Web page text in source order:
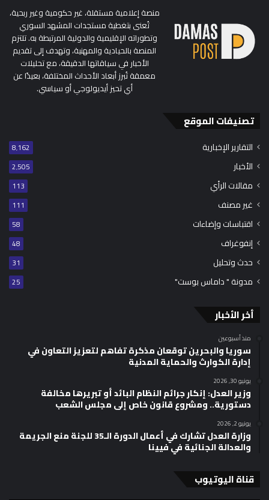
منصة إعلامية مستقلة، غير حكومية وغير ربحية،
تُعنى بتغطية مستجدات المشهد السوري
وتطوراته الإقليمية والدولية المرتبطة به. تلتزم
المنصة بالحيادية والمهنية، وتهدف إلى تقديم
الأخبار في سياقاتها الدقيقة، مع تحليلات
معمقة تُبرز أبعاد الأحداث المختلفة، بعيدًا عن
أي تحيز أيديولوجي أو سياسي.
تصنيفات الموقع
التقارير الإخبارية 8٬162
الأخبار 2٬505
مقالات الرأي 113
غير مصنف 111
اقتباسات وإضاءات 58
إنفوغراف 48
حدث وتحليل 31
مدونة " داماس بوست" 25
أخر الأخبار
منذ أسبوعين
سوريا والبحرين توقعان مذكرة تفاهم لتعزيز التعاون في
إدارة الكوارث والحماية المدنية
يونيو 30, 2026
وزير العدل: إنكار جرائم النظام البائد أو تبريرها مخالفة
دستورية.. ومشروع قانون خاص إلى مجلس الشعب
يونيو 2, 2026
وزارة العدل تشارك في أعمال الدورة الـ35 للجنة منع الجريمة
والعدالة الجنائية في فيينا
قناة اليوتيوب